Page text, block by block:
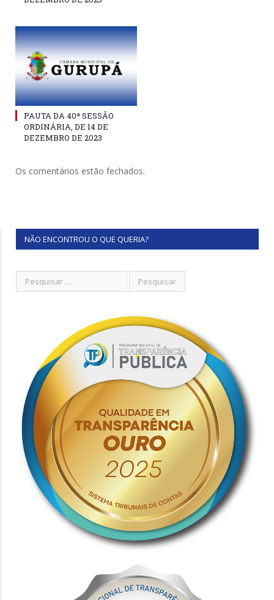
PAUTA DA 40ª SESSÃO
ORDINÁRIA, DE 14 DE
DEZEMBRO DE 2023
Os comentários estão fechados.
NÃO ENCONTROU O QUE QUERIA?